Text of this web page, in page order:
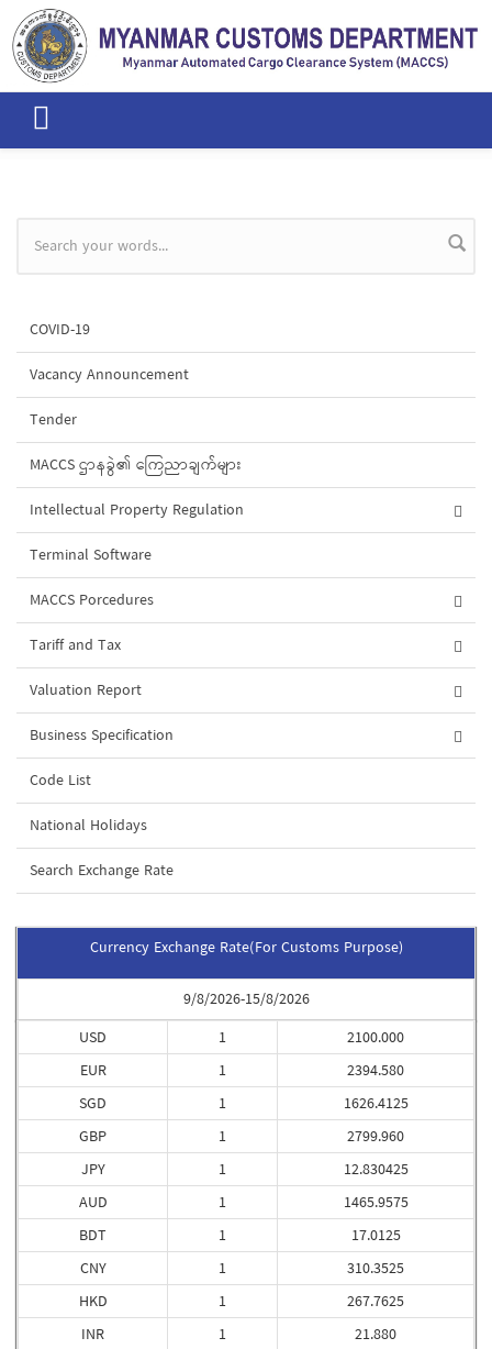
Skip to main content
Search form
COVID-19
Vacancy Announcement
Tender
MACCS ဌာနခွဲ၏ ကြေညာချက်များ
Intellectual Property Regulation
Terminal Software
MACCS Porcedures
Tariff and Tax
Valuation Report
Business Specification
Code List
National Holidays
Search Exchange Rate
Currency Exchange Rate(For Customs Purpose)
9/8/2026-15/8/2026
USD
EUR
SGD
GBP
JPY
AUD
BDT
CNY
HKD
INR
1
1
1
1
1
1
1
1
1
1
2100.000
2394.580
1626.4125
2799.960
12.830425
1465.9575
17.0125
310.3525
267.7625
21.880